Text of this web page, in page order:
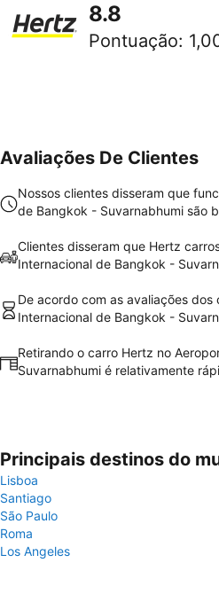
8.8
Pontuação:
Avaliações De Clientes
Nossos clientes disseram que
de Bangkok - Suvarnabhumi são
Clientes disseram que Hertz
Internacional de Bangkok -
De acordo com as avaliações
Internacional de Bangkok -
Retirando o carro Hertz no
Suvarnabhumi é relativamente
Principais destinos do
Lisboa
Santiago
São Paulo
Roma
Los Angeles